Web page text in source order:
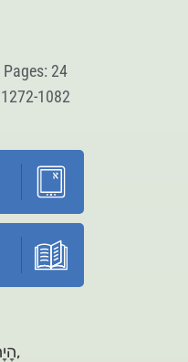
24
1082
הָיָה עֶרֶב שָׂמֵחַ שֶׁל שִׁירִים וְשֶׁל צְחוֹק,